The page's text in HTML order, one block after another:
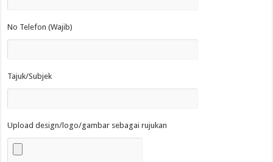
No Telefon (Wajib)
Tajuk/Subjek
Upload design/logo/gambar sebagai rujukan